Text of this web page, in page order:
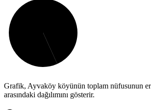
Grafik, Ayvaköy köyünün toplam nüfusunun
arasındaki dağılımını gösterir.